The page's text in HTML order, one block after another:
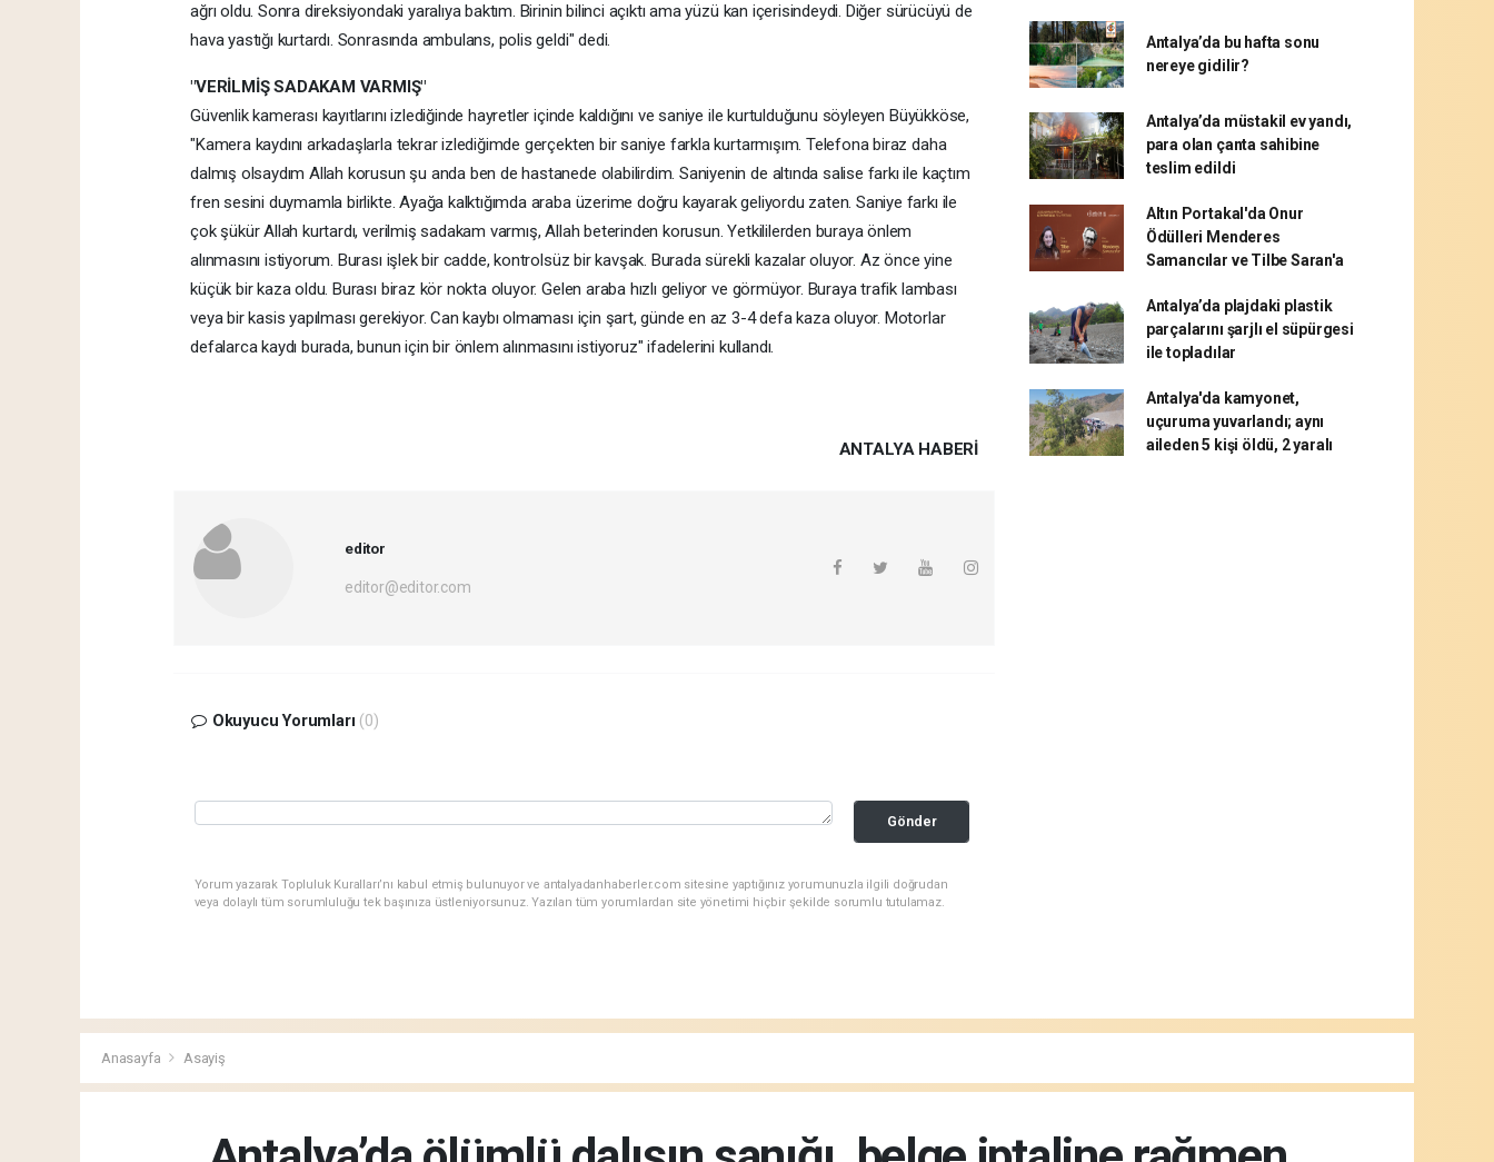
ağrı oldu. Sonra direksiyondaki yaralıya baktım. Birinin bilinci açıktı ama yüzü kan içerisindeydi. Diğer sürücüyü de
hava yastığı kurtardı. Sonrasında ambulans, polis geldi" dedi.
"VERİLMİŞ SADAKAM VARMIŞ"
Güvenlik kamerası kayıtlarını izlediğinde hayretler içinde kaldığını ve saniye ile kurtulduğunu söyleyen Büyükköse,
"Kamera kaydını arkadaşlarla tekrar izlediğimde gerçekten bir saniye farkla kurtarmışım. Telefona biraz daha
dalmış olsaydım Allah korusun şu anda ben de hastanede olabilirdim. Saniyenin de altında salise farkı ile kaçtım
fren sesini duymamla birlikte. Ayağa kalktığımda araba üzerime doğru kayarak geliyordu zaten. Saniye farkı ile
çok şükür Allah kurtardı, verilmiş sadakam varmış, Allah beterinden korusun. Yetkililerden buraya önlem
alınmasını istiyorum. Burası işlek bir cadde, kontrolsüz bir kavşak. Burada sürekli kazalar oluyor. Az önce yine
küçük bir kaza oldu. Burası biraz kör nokta oluyor. Gelen araba hızlı geliyor ve görmüyor. Buraya trafik lambası
veya bir kasis yapılması gerekiyor. Can kaybı olmaması için şart, günde en az 3-4 defa kaza oluyor. Motorlar
defalarca kaydı burada, bunun için bir önlem alınmasını istiyoruz" ifadelerini kullandı.
ANTALYA HABERİ
editor
editor@editor.com
Okuyucu Yorumları (0)
Gönder
Yorum yazarak Topluluk Kuralları’nı kabul etmiş bulunuyor ve antalyadanhaberler.com sitesine yaptığınız yorumunuzla ilgili doğrudan
veya dolaylı tüm sorumluluğu tek başınıza üstleniyorsunuz. Yazılan tüm yorumlardan site yönetimi hiçbir şekilde sorumlu tutulamaz.
Antalya’da bu hafta sonu
nereye gidilir?
Antalya’da müstakil ev yandı,
para olan çanta sahibine
teslim edildi
Altın Portakal'da Onur
Ödülleri Menderes
Samancılar ve Tilbe Saran'a
Antalya’da plajdaki plastik
parçalarını şarjlı el süpürgesi
ile topladılar
Antalya'da kamyonet,
uçuruma yuvarlandı; aynı
aileden 5 kişi öldü, 2 yaralı
Anasayfa Asayiş